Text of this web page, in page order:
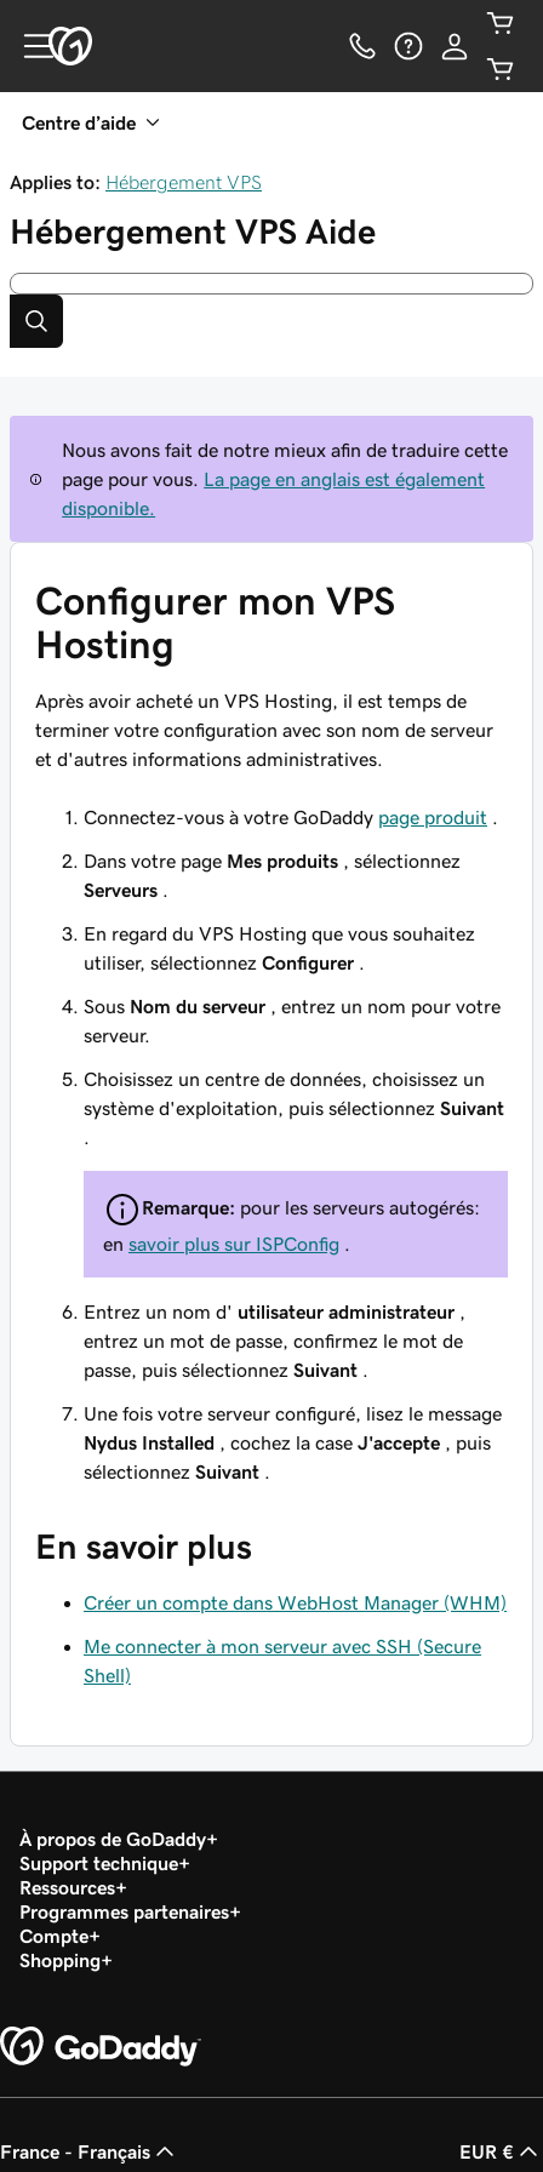
Centre d’aide
Applies to: Hébergement VPS
Hébergement VPS Aide
Nous avons fait de notre mieux afin de traduire cette
page pour vous.
La page en anglais est également
disponible.
Configurer mon VPS
Hosting
Après avoir acheté un VPS Hosting, il est temps de
terminer votre configuration avec son nom de serveur
et d'autres informations administratives.
Connectez-vous à votre GoDaddy page produit
Dans votre page Mes produits , sélectionnez
Serveurs
En regard du VPS Hosting que vous souhaitez
utiliser, sélectionnez Configurer
Sous Nom du serveur , entrez un nom pour votre
serveur.
Choisissez un centre de données, choisissez un
système d'exploitation, puis sélectionnez Suivant
Remarque: pour les serveurs autogérés:
en savoir plus sur ISPConfig
Entrez un nom d' utilisateur administrateur
entrez un mot de passe, confirmez le mot de
passe, puis sélectionnez Suivant
Une fois votre serveur configuré, lisez le message
Nydus Installed , cochez la case J'accepte , puis
sélectionnez Suivant
En savoir plus
Créer un compte dans WebHost Manager (WHM)
Me connecter à mon serveur avec SSH (Secure
Shell)
À propos de GoDaddy
Support technique
Ressources
Programmes partenaires
Compte
Shopping
France - Français EUR €